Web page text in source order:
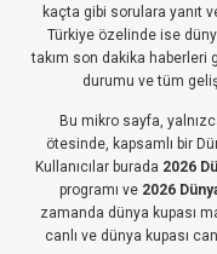
kaçta gibi sorulara yanıt
Türkiye özelinde ise
takım son dakika haberleri
durumu ve tüm
Bu mikro sayfa,
ötesinde, kapsamlı bir
Kullanıcılar burada 2026
programı ve 2026
zamanda dünya kupası
canlı ve dünya kupası